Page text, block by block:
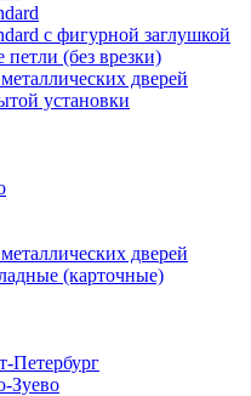
с фигурной заглушкой
(без врезки)
дверей
установки
дверей
(карточные)
Зуево